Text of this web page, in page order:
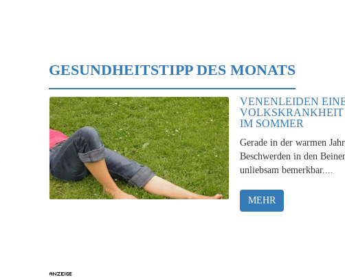
GESUNDHEITSTIPP DES MONATS
VENENLEIDEN
IM SOMMER
Gerade in der warmen
Beschwerden in den
unliebsam bemerkbar....
MEHR